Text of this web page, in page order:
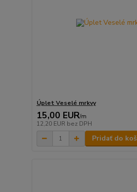
Úplet Veselé mrkvy
15,00 EUR/m
12,20 EUR bez DPH
Pridať do